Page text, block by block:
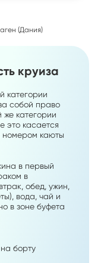
(Дания)
круиза
категории
собой право
же категории
это касается
номером каюты
в первый
в
обед, ужин,
вода, чай и
в зоне буфета
борту